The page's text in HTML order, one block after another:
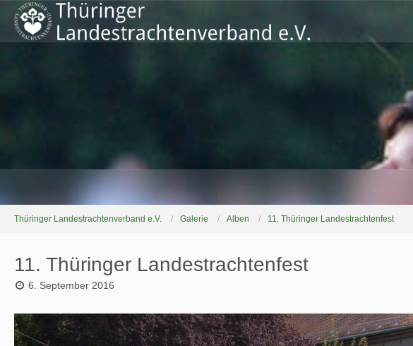
Thüringer Landestrachtenverband e.V. Galerie Alben 11. Thüringer Landestrachtenfest
11. Thüringer Landestrachtenfest
6. September 2016